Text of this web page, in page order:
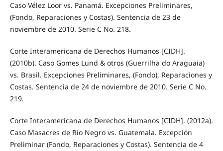
Caso Vélez Loor vs. Panamá. Excepciones Preliminares,
(Fondo, Reparaciones y Costas). Sentencia de 23 de
noviembre de 2010. Serie C No. 218.
Corte Interamericana de Derechos Humanos [CIDH].
(2010b). Caso Gomes Lund & otros (Guerrilha do Araguaia)
vs. Brasil. Excepciones Preliminares, (Fondo), Reparaciones y
Costas. Sentencia de 24 de noviembre de 2010. Serie C No.
219.
Corte Interamericana de Derechos Humanos [CIDH]. (2012a).
Caso Masacres de Río Negro vs. Guatemala. Excepción
Preliminar (Fondo, Reparaciones y Costas). Sentencia de 4